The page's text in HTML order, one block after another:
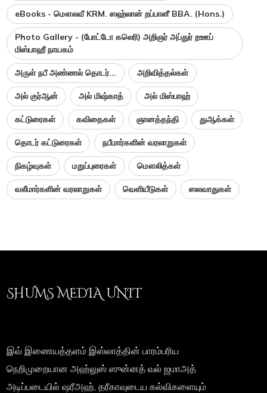
eBooks - மௌலவீ KRM. ஸஹ்லான் றப்பானீ BBA. (Hons.)
Photo Gallery - (போட்டோ கலெரி) அறிஞர் அப்துர் றஊப்
மிஸ்பாஹீ நாயகம்
அருள் நபீ அண்ணல் தொடர்... அறிவித்தல்கள்
அல் குர்ஆன் அல் மிஷ்காத் அல் மிஸ்பாஹ்
கட்டுரைகள் கவிதைகள் ஞானத்தந்தி துஆக்கள்
தொடர் கட்டுரைகள் நபீமார்களின் வரலாறுகள்
நிகழ்வுகள் மறுப்புரைகள் மௌலித்கள்
வலீமார்களின் வரலாறுகள் வெளியீடுகள் ஸலவாதுகள்
SHUMS MEDIA UNIT
இவ் இணையத்தளம் இஸ்லாத்தின் பாரம்பரிய
நெறிமுறையான அஹ்லுஸ் ஸுன்னத் வல் ஜமாஅத்
அடிப்படையில் ஷரீஅஹ், தரீகாவுடைய கல்விகளையும்